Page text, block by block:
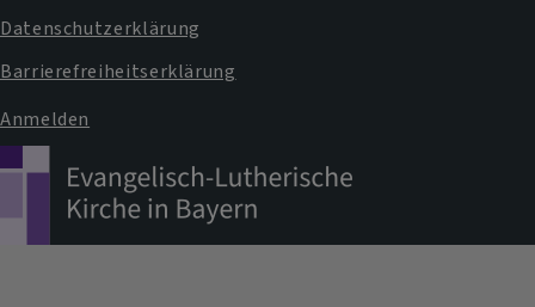
Datenschutzerklärung
Barrierefreiheitserklärung
Benutzermenü
Anmelden